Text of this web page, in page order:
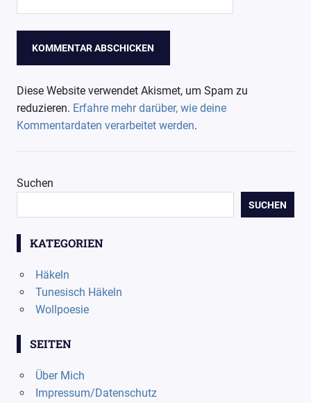
Diese Website verwendet Akismet, um Spam zu
reduzieren. Erfahre mehr darüber, wie deine
Kommentardaten verarbeitet werden.
Suchen
SUCHEN
KATEGORIEN
Häkeln
Tunesisch Häkeln
Wollpoesie
SEITEN
Über Mich
Impressum/Datenschutz